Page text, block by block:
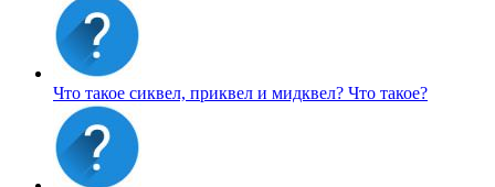
Что такое сиквел, приквел и мидквел? Что такое?